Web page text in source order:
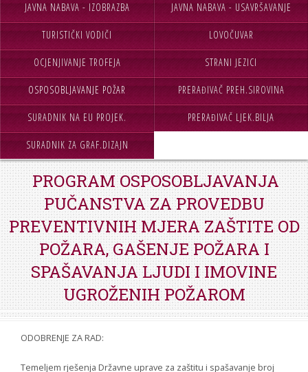
TEKSTILSTVO
UGOSTITELJSTVO
Specijalistički studij
POSLOVNO UPRAVLJANJE
SIGURNOST I ZAŠTITA
STROJARSTVO
NASLOVNA UPISI
VELEUČILIŠTE STUDIJ
STUDENTI MEĐ.SURADNJA
CJELOŽIVOTNO UČENJE INFORMACIJE
NABAVA KONTAKT
SKUP ZRZZ
JAVNA NABAVA - IZOBRAZBA JAVNA NABAVA - USAVRŠAVANJE
TURISTIČKI VODIČI LOVOČUVAR
OCJENJIVANJE TROFEJA STRANI JEZICI
OSPOSOBLJAVANJE POŽAR PRERAĐIVAČ PREH.SIROVINA
SURADNIK NA EU PROJEK. PRERAĐIVAČ LJEK.BILJA
SURADNIK ZA GRAF.DIZAJN
PROGRAM OSPOSOBLJAVANJA
PUČANSTVA ZA PROVEDBU
PREVENTIVNIH MJERA ZAŠTITE OD
POŽARA, GAŠENJE POŽARA I
SPAŠAVANJA LJUDI I IMOVINE
UGROŽENIH POŽAROM
ODOBRENJE ZA RAD:
Temeljem rješenja Državne uprave za zaštitu i spašavanje broj